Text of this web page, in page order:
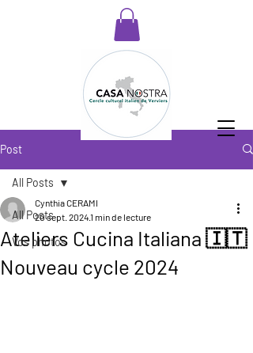
Post
All Posts
Vos photos
All Posts
Ateliers Cucina Italiana 🇮🇹
Nouveau cycle 2024
Cynthia CERAMI
20 sept. 20241 min de lecture